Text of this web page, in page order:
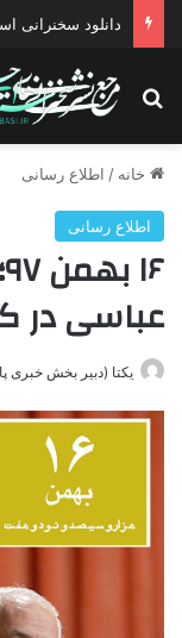
جستجو برای
خانه / اطلاع رسانی
اطلاع رسانی
عباسی در
یکتا (دبیر بخش خبری